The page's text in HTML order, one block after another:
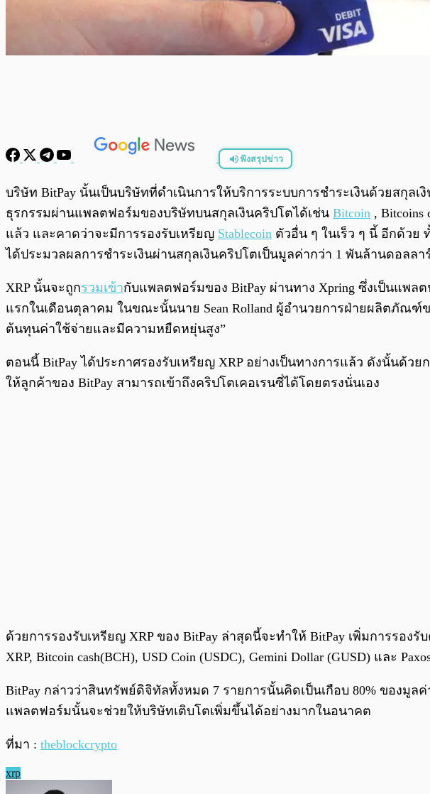
ฟังสรุปข่าว
พร้อมเล่น
บริษัท BitPay นั้นเป็นบริษัทที่ดำเนินการให้บริการระบบการชำระเงินด้วยสกุล
ธุรกรรมผ่านแพลตฟอร์มของบริษัทบนสกุลเงินคริปโตได้เช่น Bitcoin ,
แล้ว และคาดว่าจะมีการรองรับเหรียญ Stablecoin ตัวอื่น ๆ ในเร็ว ๆ นี้ อีกด้วย
ได้ประมวลผลการชำระเงินผ่านสกุลเงินคริปโตเป็นมูลค่ากว่า 1 พันล้านดอลลา
XRP นั้นจะถูกรวมเข้ากับแพลตฟอร์มของ BitPay ผ่านทาง Xpring ซึ่งเป็นแพลต
แรกในเดือนตุลาคม ในขณะนั้นนาย Sean Rolland ผู้อำนวยการฝ่ายผลิตภัณฑ์ข
ต้นทุนค่าใช้จ่ายและมีความหยืดหยุ่นสูง”
ตอนนี้ BitPay ได้ประกาศรองรับเหรียญ XRP อย่างเป็นทางการแล้ว ดังนั้นด้ว
ให้ลูกค้าของ BitPay สามารถเข้าถึงคริปโตเคอเรนซี่ได้โดยตรงนั่นเอง
ด้วยการรองรับเหรียญ XRP ของ BitPay ล่าสุดนี้จะทำให้ BitPay เพิ่มการรองรั
XRP, Bitcoin cash(BCH), USD Coin (USDC), Gemini Dollar (GUSD) และ
BitPay กล่าวว่าสินทรัพย์ดิจิทัลทั้งหมด 7 รายการนั้นคิดเป็นเกือบ 80% ของมู
แพลตฟอร์มนั้นจะช่วยให้บริษัทเติบโตเพิ่มขึ้นได้อย่างมากในอนาคต
ที่มา : theblockcrypto
xrp